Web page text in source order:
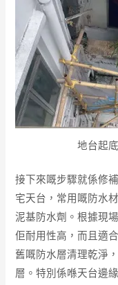
地台起
接下來嘅步驟就係修
宅天台，常用嘅防水
泥基防水劑。根據現
佢耐用性高，而且適
舊嘅防水層清理乾淨
層。特別係喺天台邊